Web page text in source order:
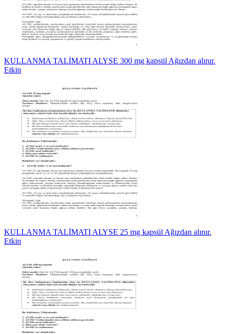
KULLANMA TALİMATI ALYSE 300 mg kapsül Ağızdan alınır.
Etkin
KULLANMA TALİMATI ALYSE 25 mg kapsül Ağızdan alınır.
Etkin